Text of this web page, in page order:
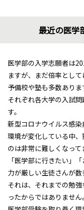
最近の医学
医学部の入学志願者は
ますが、まだ倍率とし
予備校や塾も多数ありま
それぞれ各大学の入試
す。
新型コロナウイルス感
環境が変化している中
のは非常に難しくなって
「医学部に行きたい」
力が厳しい生徒さんが数
それは、それまでの勉
ったからではありません。